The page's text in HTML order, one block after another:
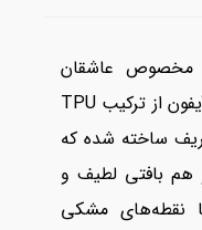
مخصوص عاشقان
استایل خاص! این کاور دخترانه آیفون از ترکیب TPU
ساخته شده که
هم بافتی لطیف و
نقطه‌های مشکی